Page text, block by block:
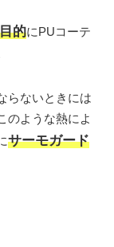
的にPUコーテ
らないときには
のような熱によ
サーモガード